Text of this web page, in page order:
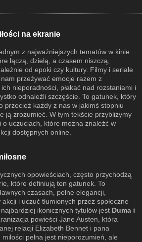
na ekranie
z najważniejszych tematów w kinie.
łączą, dzielą, a czasem niszczą,
od epoki czy kultury. Filmy i seriale
przeżywać emocje razem z
nieporadności, płakać nad rozstaniami i
odnaleźli szczęście. To gatunek, który
przecież każdy z nas w jakimś stopniu
ją zrozumieć. W tym tekście przybliżymy
o uczuciach, które można znaleźć w
dostępnych online.
opowieściach, często przychodzą
które definiują ten gatunek. To
czasach, pełne elegancji,
i uczuć tłumionych przez społeczne
ikonicznych tytułów jest Duma i
powieści Jane Austen, która
relacji Elizabeth Bennet i pana
pełna jest nieporozumień, ale